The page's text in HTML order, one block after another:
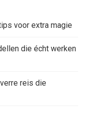
voor extra magie
die écht werken
reis die